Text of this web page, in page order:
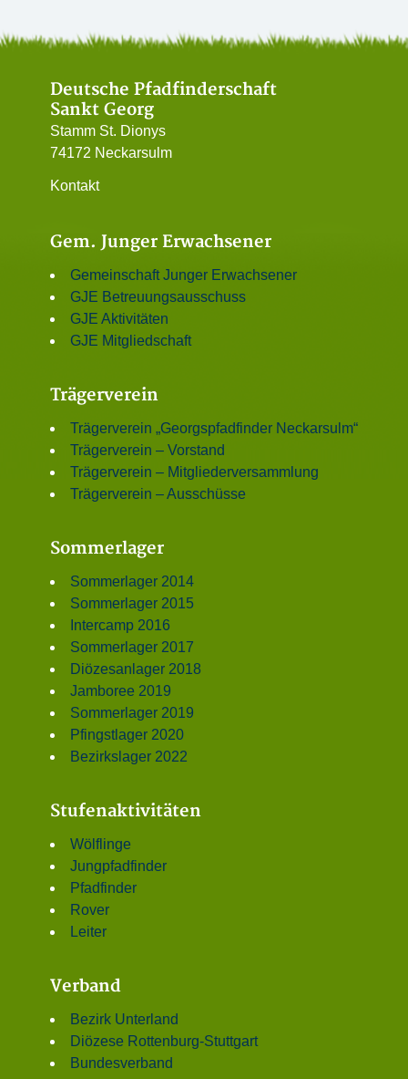
Deutsche Pfadfinderschaft
Sankt Georg
Stamm St. Dionys
74172 Neckarsulm
Kontakt
Gem. Junger Erwachsener
Gemeinschaft Junger Erwachsener
GJE Betreuungsausschuss
GJE Aktivitäten
GJE Mitgliedschaft
Trägerverein
Trägerverein „Georgspfadfinder Neckarsulm“
Trägerverein – Vorstand
Trägerverein – Mitgliederversammlung
Trägerverein – Ausschüsse
Sommerlager
Sommerlager 2014
Sommerlager 2015
Intercamp 2016
Sommerlager 2017
Diözesanlager 2018
Jamboree 2019
Sommerlager 2019
Pfingstlager 2020
Bezirkslager 2022
Stufenaktivitäten
Wölflinge
Jungpfadfinder
Pfadfinder
Rover
Leiter
Verband
Bezirk Unterland
Diözese Rottenburg-Stuttgart
Bundesverband